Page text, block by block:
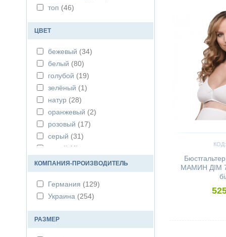
топ (46)
ЦВЕТ
бежевый (34)
белый (80)
голубой (19)
зелёный (1)
натур (28)
оранжевый (2)
розовый (17)
серый (31)
синий (4)
сиреневый(31)
чёрный(152)
КОМПАНИЯ-ПРОИЗВОДИТЕЛЬ
Германия (129)
Украина (254)
РАЗМЕР
КОД:
МАМИН ДІМ